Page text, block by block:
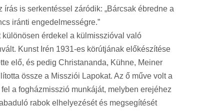
is serkentéssel záródik: „Bárcsak ébredne a
iránti engedelmességre.”
érdekel a külmisszióval való
Kunst Irén 1931-es körútjának előkészítése
elő, és pedig Christananda, Kühne, Meiner
össze a Missziói Lapokat. Az ő műve volt a
a fogházmisszió munkáját, melyben erejéhez
rabok elhelyezését és megsegítését